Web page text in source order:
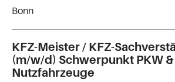
Bonn
KFZ-Meister / KFZ-
(m/w/d) Schwerpunkt PKW &
Nutzfahrzeuge